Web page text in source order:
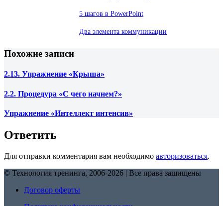
5 шагов в PowerPoint
Два элемента коммуникации
Похожие записи
2.13. Упражнение «Крыша»
2.2. Процедура «С чего начнем?»
Упражнение «Интеллект интенсив»
Ответить
Для отправки комментария вам необходимо авторизоваться.
© Технология тренинга, 2006-2026 | Все права защищены
Договор оферты